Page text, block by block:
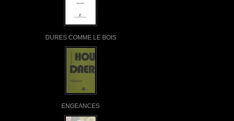
DURES COMME LE BOIS
ENGEANCES